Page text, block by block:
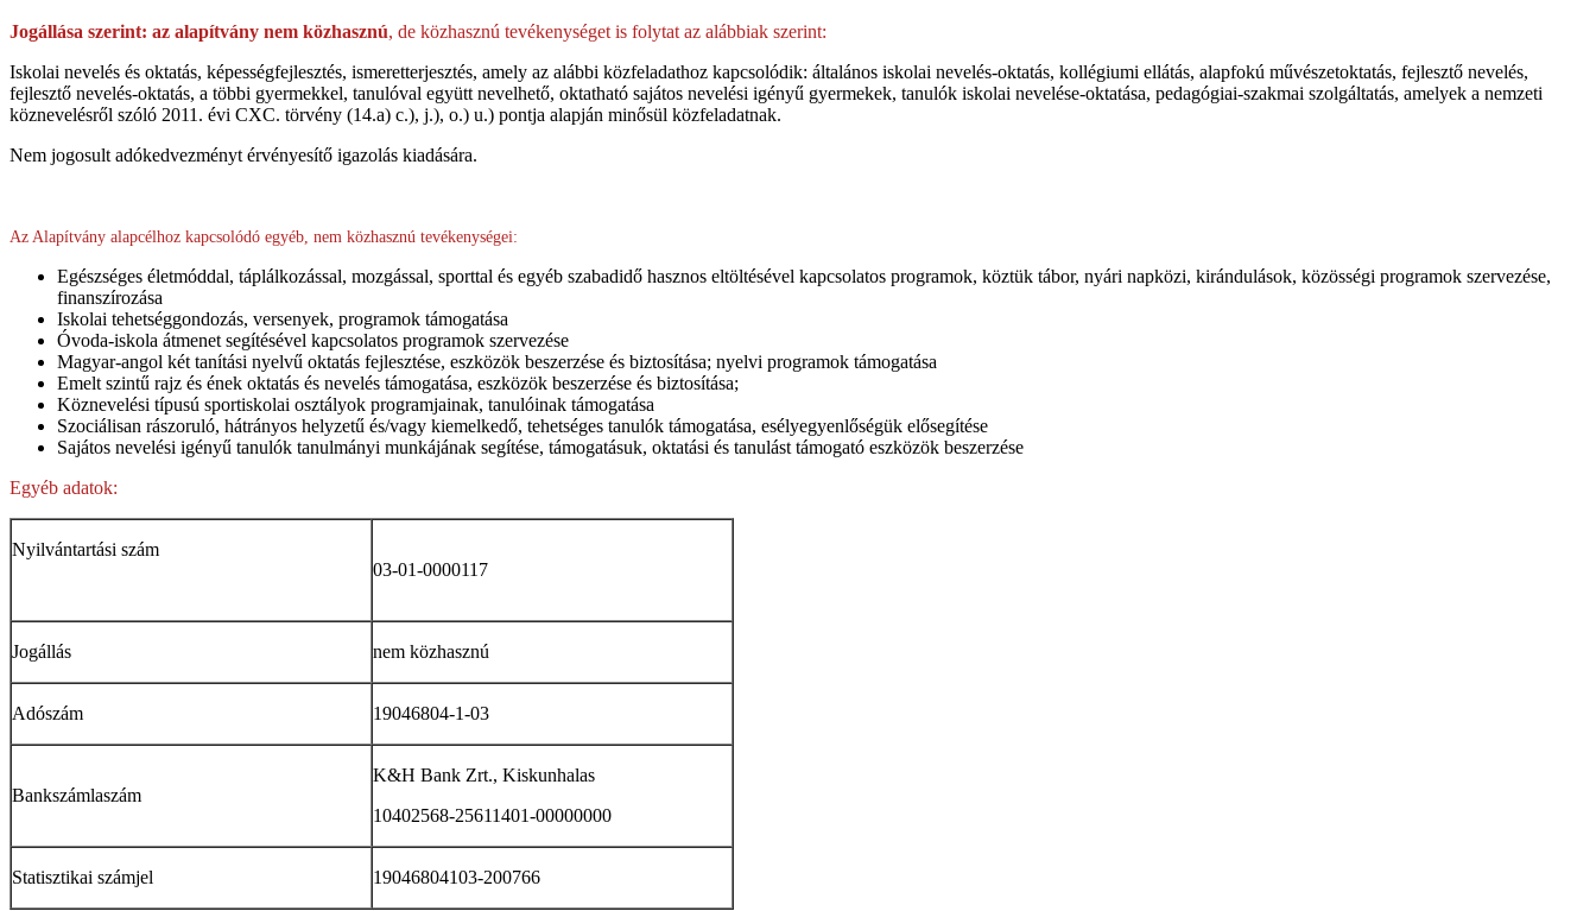
Jogállása szerint: az alapítvány nem közhasznú, de közhasznú tevékenységet is folytat az alábbiak szerint:
Iskolai nevelés és oktatás, képességfejlesztés, ismeretterjesztés, amely az alábbi közfeladathoz kapcsolódik: általános iskolai nevelés‐oktatás, kollégiumi ellátás, alapfokú művészetoktatás, fejlesztő nevelés,
fejlesztő nevelés‐oktatás, a többi gyermekkel, tanulóval együtt nevelhető, oktatható sajátos nevelési igényű gyermekek, tanulók iskolai nevelése‐oktatása, pedagógiai‐szakmai szolgáltatás, amelyek a nemzeti
köznevelésről szóló 2011. évi CXC. törvény (14.a) c.), j.), o.) u.) pontja alapján minősül közfeladatnak.
Nem jogosult adókedvezményt érvényesítő igazolás kiadására.
Az Alapítvány alapcélhoz kapcsolódó egyéb, nem közhasznú tevékenységei:
Egészséges életmóddal, táplálkozással, mozgással, sporttal és egyéb szabadidő hasznos eltöltésével kapcsolatos programok, köztük tábor, nyári napközi, kirándulások, közösségi programok szervezése,
finanszírozása
Iskolai tehetséggondozás, versenyek, programok támogatása
Óvoda-iskola átmenet segítésével kapcsolatos programok szervezése
Magyar-angol két tanítási nyelvű oktatás fejlesztése, eszközök beszerzése és biztosítása; nyelvi programok támogatása
Emelt szintű rajz és ének oktatás és nevelés támogatása, eszközök beszerzése és biztosítása;
Köznevelési típusú sportiskolai osztályok programjainak, tanulóinak támogatása
Szociálisan rászoruló, hátrányos helyzetű és/vagy kiemelkedő, tehetséges tanulók támogatása, esélyegyenlőségük elősegítése
Sajátos nevelési igényű tanulók tanulmányi munkájának segítése, támogatásuk, oktatási és tanulást támogató eszközök beszerzése
Egyéb adatok:
Nyilvántartási szám
03-01-0000117
Jogállás nem közhasznú
Adószám 19046804-1-03
Bankszámlaszám
K&H Bank Zrt., Kiskunhalas
10402568-25611401-00000000
Statisztikai számjel 19046804103-200766